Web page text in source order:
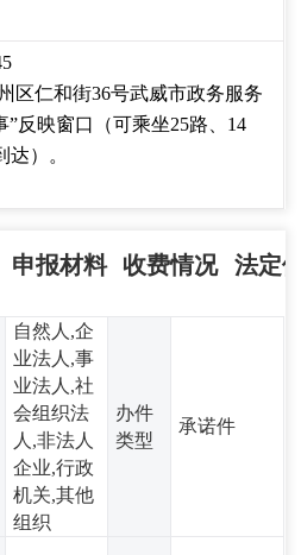
区仁和街36号武威市政务服务
”反映窗口（可乘坐25路、14
达）。
申报材料 收费情况 法定
自然人,企
业法人,事
业法人,社
会组织法
人,非法人
企业,行政
机关,其他
组织
办件
类型
承诺件